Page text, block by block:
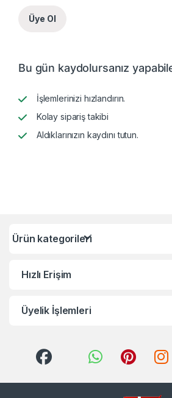
Üye Ol
Bu gün kaydolursanız
İşlemlerinizi hızlandırın.
Kolay sipariş takibi
Aldıklarınızın kaydını tutun.
Ürün kategorileri
Hızlı Erişim
Üyelik İşlemleri